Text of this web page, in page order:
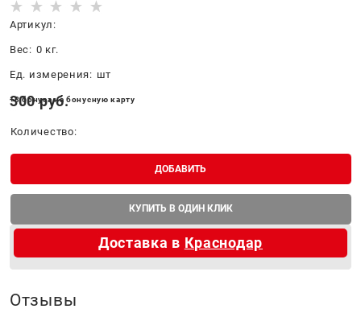
Артикул:
Вес: 0 кг.
Ед. измерения: шт
300 руб.
+3 бонуса на бонусную карту
Количество:
ДОБАВИТЬ
КУПИТЬ В ОДИН КЛИК
Доставка в Краснодар
Отзывы